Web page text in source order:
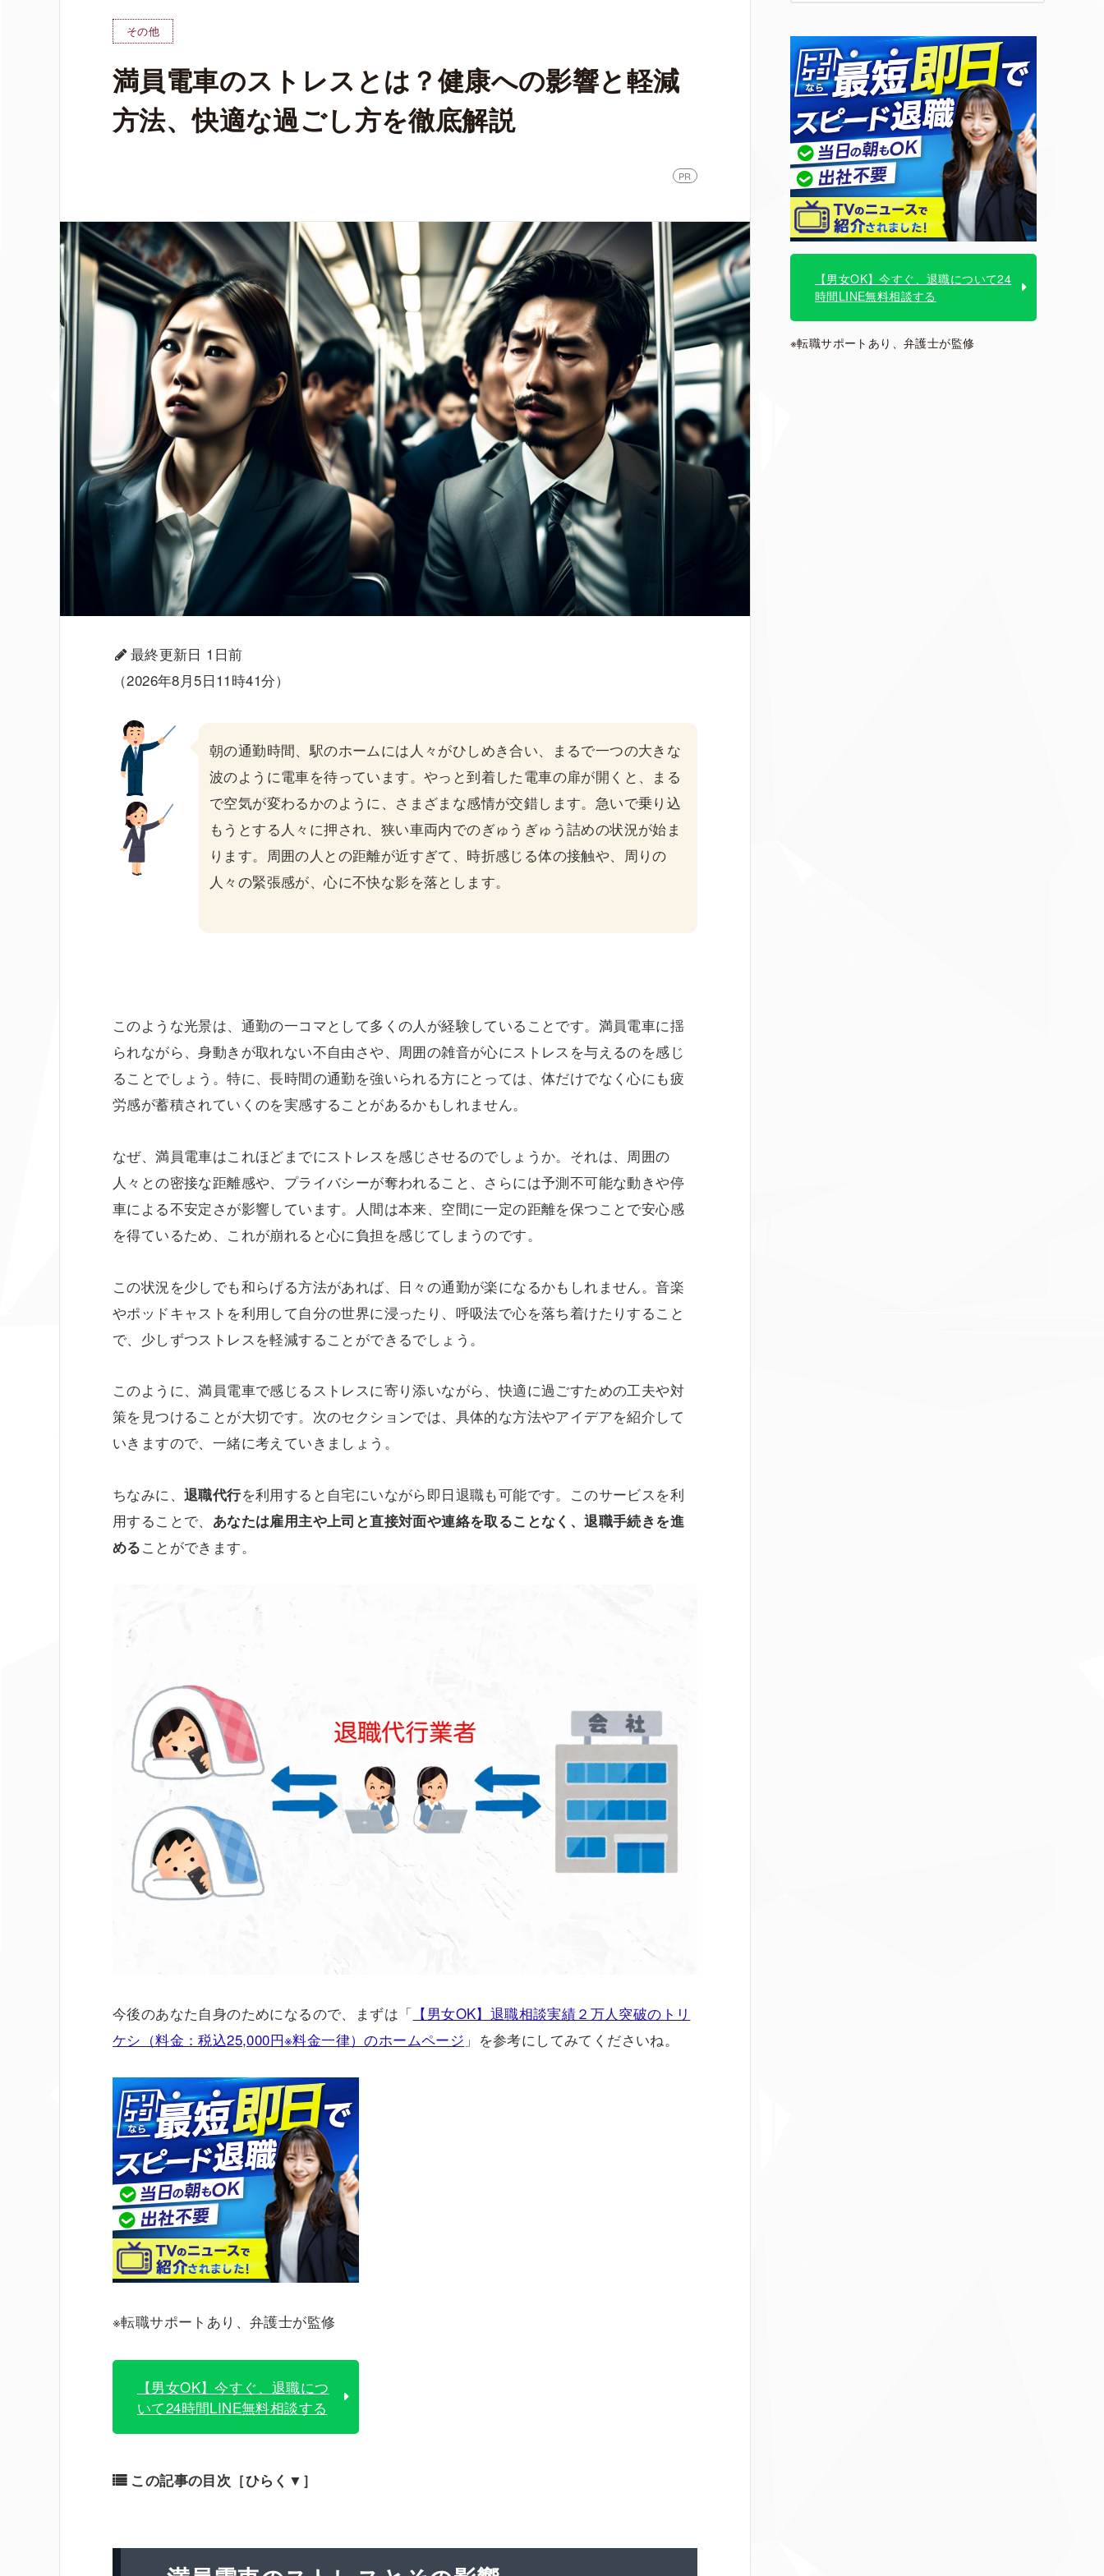
その他
満員電車のストレスとは？健康への影響と軽減
方法、快適な過ごし方を徹底解説
PR
最終更新日 1日前
（2026年8月5日11時41分）
朝の通勤時間、駅のホームには人々がひしめき合い、まるで一つの大きな
波のように電車を待っています。やっと到着した電車の扉が開くと、まる
で空気が変わるかのように、さまざまな感情が交錯します。急いで乗り込
もうとする人々に押され、狭い車両内でのぎゅうぎゅう詰めの状況が始ま
ります。周囲の人との距離が近すぎて、時折感じる体の接触や、周りの
人々の緊張感が、心に不快な影を落とします。
このような光景は、通勤の一コマとして多くの人が経験していることです。 満員電車に揺
られながら、身動きが取れない不自由さや、周囲の雑音が心にストレス を与えるのを感じ
ることでしょう。特に、長時間の通勤を強いられる方にとっては、体だけでなく心にも疲
労感が蓄積されていくのを実感することがあるかもしれません。
なぜ、満員電車はこれほどまでにストレスを感じさせるのでしょうか。それは、周囲の
人々との密接な距離感や、プライバシーが奪われること、さらには予測不可能な動きや停
車による不安定さが影響しています。人間は本来、空間に一定の距離を保つことで安心感
を得ているため、これが崩れると心に負担を感じてしまうのです。
この状況を少しでも和らげる方法があれば、日々の通勤が楽になるかもしれません。音楽
やポッドキャストを利用して自分の世界に浸ったり、呼吸法で心を落ち着けたりすること
で、少しずつストレスを軽減することができるでしょう。
このように、満員電車で感じるストレスに寄り添いながら、快適に過ごすための工夫や対
策を見つけることが大切です。次のセクションでは、具体的な方法やアイデアを紹介して
いきますので、一緒に考えていきましょう。
ちなみに、 退職代行を利用すると自宅にいながら即日退職も可能です。このサービスを利
用することで、 あなたは雇用主や上司と直接対面や連絡を取ることなく、退職手続きを進
めることができます。
今後のあなた自身のためになるので、まずは「 【男女OK】退職相談実績２万人突破のトリ
ケシ（料金：税込25,000円※料金一律）のホームページ 」を参考にしてみてくださいね。
※転職サポートあり、弁護士が監修
【男女OK】今すぐ、退職につ
いて24時間LINE無料相談する
この記事の目次 ［ひらく▼］
【男女OK】今すぐ、退職について24
時間LINE無料相談する
※転職サポートあり、弁護士が監修